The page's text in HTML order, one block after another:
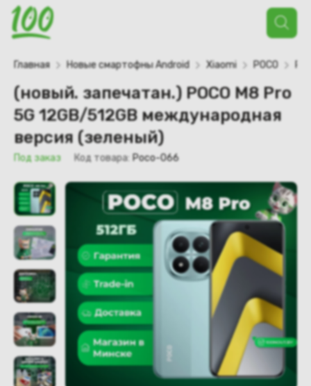
Поиск
товаров
Главная Новые смартофны Android Xiaomi POCO
(новый. запечатан.) POCO M8 Pro
5G 12GB/512GB международная
версия (зеленый)
Под заказ Код товара: Poco-066